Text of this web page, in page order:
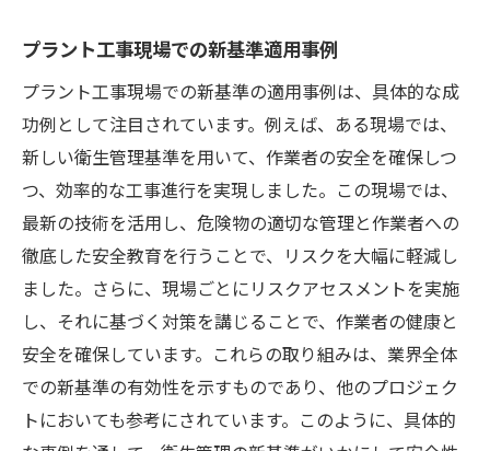
変化する社会に対応する衛生管理
次世代の衛生管理システムの展望
未来志向の衛生管理がもたらすメリット
プラント工事の現場で活用される最新の衛生管
理技術
現場で導入される革新的な技術
最新技術がもたらす安全性の強化
デジタル化による効率的な衛生管理
センサー技術を活用したリアルタイム監視
自動化技術による作業者の安全確保
新技術普及が現場に与える影響
プラント工事現場での新基準適用事例
プラント工事現場での新基準の適用事例は、具体的な成
功例として注目されています。例えば、ある現場では、
新しい衛生管理基準を用いて、作業者の安全を確保しつ
つ、効率的な工事進行を実現しました。この現場では、
最新の技術を活用し、危険物の適切な管理と作業者への
徹底した安全教育を行うことで、リスクを大幅に軽減し
ました。さらに、現場ごとにリスクアセスメントを実施
し、それに基づく対策を講じることで、作業者の健康と
安全を確保しています。これらの取り組みは、業界全体
での新基準の有効性を示すものであり、他のプロジェク
トにおいても参考にされています。このように、具体的